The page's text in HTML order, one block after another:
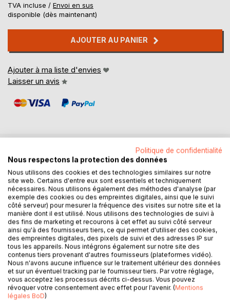
TVA incluse / Envoi en sus
disponible (dès maintenant)
AJOUTER AU PANIER
Ajouter à ma liste d'envies
Laisser un avis
DESCRIPTION
Sous le règne d'Hatchepsout, la société attend d'Aâmet
qu'elle mène une vie rangée, sans ombre, ni tourment, à
l'image de toute jeune fille égyptienne issue de la
noblesse.
Cependant, Aâmet aspire à une tout autre destinée, pleine
d'aventures et de découvertes.
Personne ne l'avait préparée à sa rencontre avec un
homme mystérieux, qui ébranlera à jamais son existence
en lui ouvrant les portes des ténèbres.
De là, surgiront mille et une questions sans réponse qui
sèmeront le doute dans son coeur.
Politique de confidentialité
Nous respectons la protection des données
Nous utilisons des cookies et des technologies similaires sur notre
site web. Certains d'entre eux sont essentiels et techniquement
nécessaires. Nous utilisons également des méthodes d'analyse (par
exemple des cookies ou des empreintes digitales, ainsi que le suivi
côté serveur) pour mesurer la fréquence des visites sur notre site et la
manière dont il est utilisé. Nous utilisons des technologies de suivi à
des fins de marketing et recourons à cet effet au suivi côté serveur
ainsi qu'à des fournisseurs tiers, ce qui permet d'utiliser des cookies,
des empreintes digitales, des pixels de suivi et des adresses IP sur
tous les appareils. Nous intégrons également sur notre site des
contenus tiers provenant d'autres fournisseurs (plateformes vidéo).
Nous n'avons aucune influence sur le traitement ultérieur des données
et sur un éventuel tracking par le fournisseur tiers. Par votre réglage,
vous acceptez les processus décrits ci-dessus. Vous pouvez
révoquer votre consentement avec effet pour l'avenir. (Mentions
légales BoD)